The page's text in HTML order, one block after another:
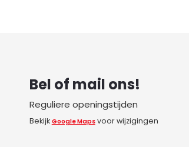
Bel of mail ons!
Reguliere openingstijden
Bekijk Google Mapsvoor wijzigingen